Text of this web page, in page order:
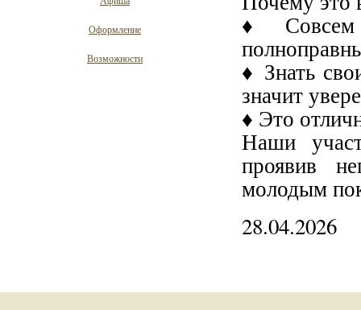
♦ Совсем
♦ Знать
значит
♦ Это
Наши
проявив
молодым
28.04.2026
Оформление
Возможности